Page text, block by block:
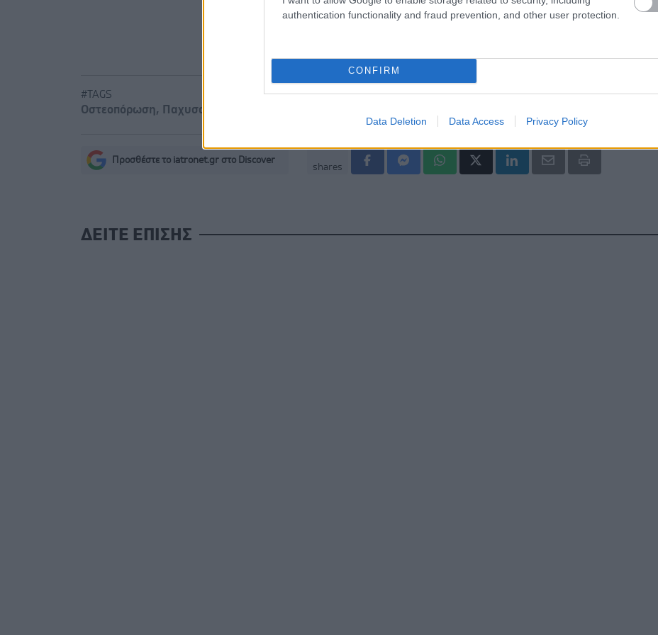
authentication functionality and fraud prevention, and other user protection.
CONFIRM
Data Deletion Data Access Privacy Policy
#TAGS
Οστεοπόρωση, Παχυσαρκία
Προσθέστε το iatronet.gr στο Discover
shares
ΔΕΙΤΕ ΕΠΙΣΗΣ